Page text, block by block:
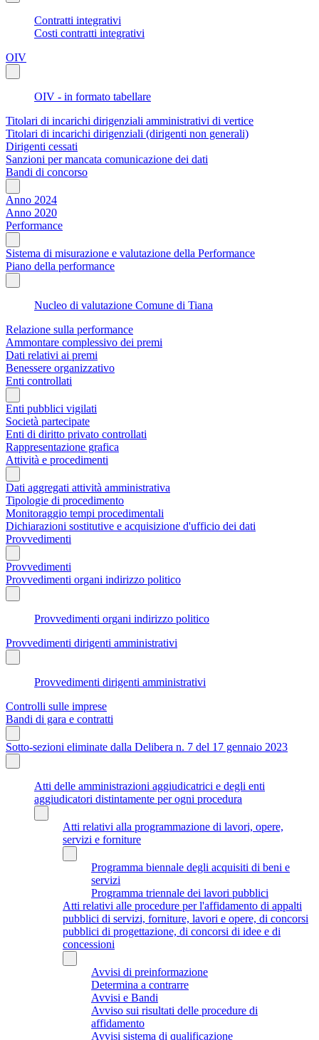
Contratti integrativi
Costi contratti integrativi
OIV
OIV - in formato tabellare
Titolari di incarichi dirigenziali amministrativi di vertice
Titolari di incarichi dirigenziali (dirigenti non generali)
Dirigenti cessati
Sanzioni per mancata comunicazione dei dati
Bandi di concorso
Anno 2024
Anno 2020
Performance
Sistema di misurazione e valutazione della Performance
Piano della performance
Nucleo di valutazione Comune di Tiana
Relazione sulla performance
Ammontare complessivo dei premi
Dati relativi ai premi
Benessere organizzativo
Enti controllati
Enti pubblici vigilati
Società partecipate
Enti di diritto privato controllati
Rappresentazione grafica
Attività e procedimenti
Dati aggregati attività amministrativa
Tipologie di procedimento
Monitoraggio tempi procedimentali
Dichiarazioni sostitutive e acquisizione d'ufficio dei dati
Provvedimenti
Provvedimenti
Provvedimenti organi indirizzo politico
Provvedimenti organi indirizzo politico
Provvedimenti dirigenti amministrativi
Provvedimenti dirigenti amministrativi
Controlli sulle imprese
Bandi di gara e contratti
Sotto-sezioni eliminate dalla Delibera n. 7 del 17 gennaio 2023
Atti delle amministrazioni aggiudicatrici e degli enti
aggiudicatori distintamente per ogni procedura
Atti relativi alla programmazione di lavori, opere,
servizi e forniture
Programma biennale degli acquisiti di beni e
servizi
Programma triennale dei lavori pubblici
Atti relativi alle procedure per l'affidamento di appalti
pubblici di servizi, forniture, lavori e opere, di concorsi
pubblici di progettazione, di concorsi di idee e di
concessioni
Avvisi di preinformazione
Determina a contrarre
Avvisi e Bandi
Avviso sui risultati delle procedure di
affidamento
Avvisi sistema di qualificazione